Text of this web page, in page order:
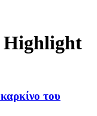
Highlight
του